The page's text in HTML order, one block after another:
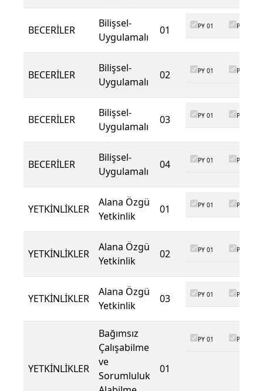
BECERİLER
Bilişsel-
Uygulamalı
01 PY 01 PY 02
BECERİLER
Bilişsel-
Uygulamalı
02 PY 01 PY 02
BECERİLER
Bilişsel-
Uygulamalı
03 PY 01 PY 02
BECERİLER
Bilişsel-
Uygulamalı
04 PY 01 PY 02
YETKİNLİKLER
Alana Özgü
Yetkinlik
01 PY 01 PY 02
YETKİNLİKLER
Alana Özgü
Yetkinlik
02 PY 01 PY 02
YETKİNLİKLER
Alana Özgü
Yetkinlik
03 PY 01 PY 02
YETKİNLİKLER
Bağımsız
Çalışabilme
ve
Sorumluluk
01
PY 01 PY 02